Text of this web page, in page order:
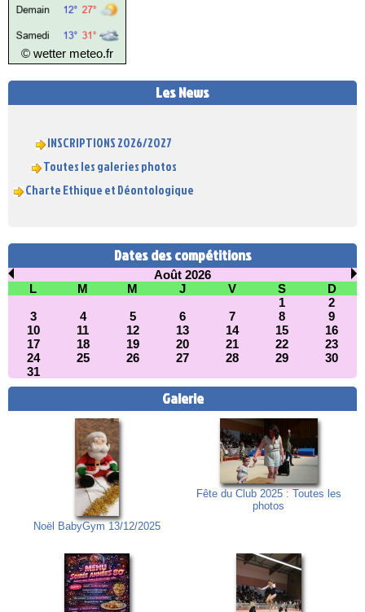
© wetter meteo.fr
Les News
INSCRIPTIONS 2026/2027
Toutes les galeries photos
Charte Ethique et Déontologique
Dates des compétitions
Août 2026
L
M M J V S
D
1
2
3
4 5 6 7 8
9
10
11 12 13 14 15
16
17
18 19 20 21 22
23
24
25 26 27 28 29
30
31
Galerie
Noël BabyGym 13/12/2025
Fête du Club 2025 : Toutes les
photos